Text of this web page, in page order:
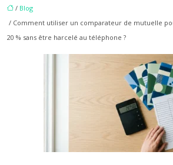
/ Blog
/ Comment utiliser un comparateur de mutuelle
20 % sans être harcelé au téléphone ?